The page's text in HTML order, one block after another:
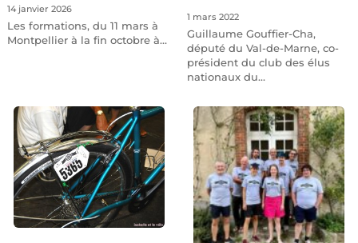
14 janvier 2026
Les formations, du 11 mars à
Montpellier à la fin octobre à…
1 mars 2022
Guillaume Gouffier-Cha,
député du Val-de-Marne, co-
président du club des élus
nationaux du…